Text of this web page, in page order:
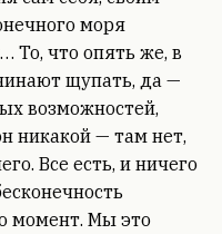
моря
То, что опять же, в
щупать, да —
возможностей,
никакой — там нет,
Все есть, и ничего
момент. Мы это